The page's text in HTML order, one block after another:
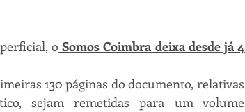
o Somos Coimbra deixa desde já 4
130 páginas do documento, relativas
sejam remetidas para um volume